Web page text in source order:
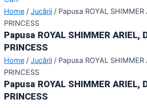
Home / Jucării / Papusa ROYAL SHIMMER
PRINCESS
Papusa ROYAL SHIMMER ARIEL,
PRINCESS
Home / Jucării / Papusa ROYAL SHIMMER
PRINCESS
Papusa ROYAL SHIMMER ARIEL,
PRINCESS